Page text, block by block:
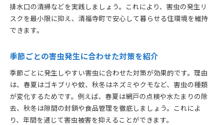
排水口の清掃などを実践しましょう。これにより、害虫の発生リ
スクを最小限に抑え、清福寺町で安心して暮らせる住環境を維持
できます。
季節ごとの害虫発生に合わせた対策を紹介
季節ごとに発生しやすい害虫に合わせた対策が効果的です。理由
は、春夏はゴキブリや蚊、秋冬はネズミやクモなど、害虫の種類
が変化するためです。例えば、春夏は網戸の点検や水たまりの除
去、秋冬は隙間の封鎖や食品管理を徹底しましょう。これによ
り、年間を通じて害虫被害を抑えることができます。